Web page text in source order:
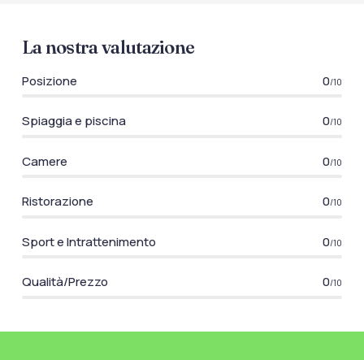
La nostra valutazione
Posizione 0/10
Spiaggia e piscina 0/10
Camere 0/10
Ristorazione 0/10
Sport e Intrattenimento 0/10
Qualità/Prezzo 0/10